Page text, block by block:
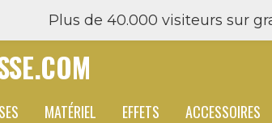
Plus de 40.000 visiteurs sur
MATÉRIEL EFFETS ACCESSOIRES